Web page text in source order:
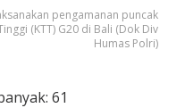
pengamanan puncak
(KTT) G20 di Bali (Dok Div
Humas Polri)
61